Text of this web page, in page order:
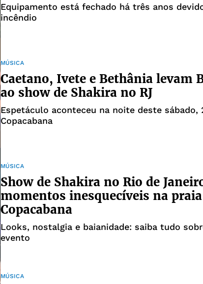
Equipamento está fechado há três anos
incêndio
MÚSICA
Caetano, Ivete e Bethânia levam
ao show de Shakira no RJ
Espetáculo aconteceu na noite deste sábado,
Copacabana
MÚSICA
Show de Shakira no Rio de
momentos inesquecíveis na
Copacabana
Looks, nostalgia e baianidade: saiba tudo
evento
MÚSICA